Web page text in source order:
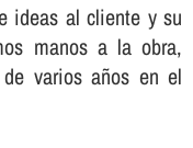
ideas al cliente y su
manos a la obra,
varios años en el